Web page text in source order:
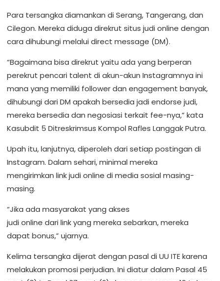
Para tersangka diamankan di Serang, Tangerang, dan
Cilegon. Mereka diduga direkrut situs judi online dengan
cara dihubungi melalui direct message (DM).
“Bagaimana bisa direkrut yaitu ada yang berperan
perekrut pencari talent di akun-akun Instagramnya ini
mana yang memiliki follower dan engagement banyak,
dihubungi dari DM apakah bersedia jadi endorse judi,
mereka bersedia dan negosiasi terkait fee-nya,” kata
Kasubdit 5 Ditreskrimsus Kompol Rafles Langgak Putra.
Upah itu, lanjutnya, diperoleh dari setiap postingan di
Instagram. Dalam sehari, minimal mereka
mengirimkan link judi online di media sosial masing-
masing.
“Jika ada masyarakat yang akses
judi online dari link yang mereka sebarkan, mereka
dapat bonus,” ujarnya.
Kelima tersangka dijerat dengan pasal di UU ITE karena
melakukan promosi perjudian. Ini diatur dalam Pasal 45